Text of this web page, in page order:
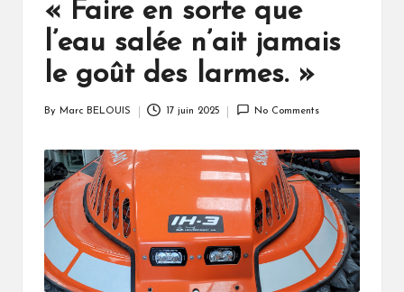
« Faire en sorte que
l’eau salée n’ait jamais
le goût des larmes. »
By Marc BELOUIS 17 juin 2025 No Comments